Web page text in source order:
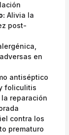
Alivia la
post-
en
antiséptico
foliculitis
la reparación
contra los
prematuro